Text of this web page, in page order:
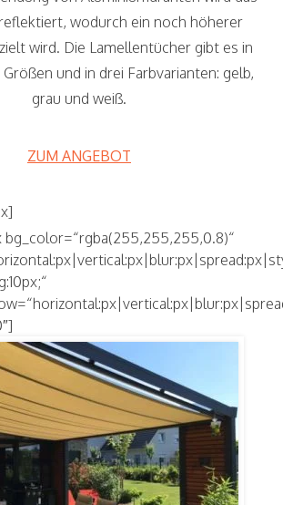
wodurch ein noch höherer
wird. Die Lamellentücher gibt es in
und in drei Farbvarianten: gelb,
grau und weiß.
ZUM ANGEBOT